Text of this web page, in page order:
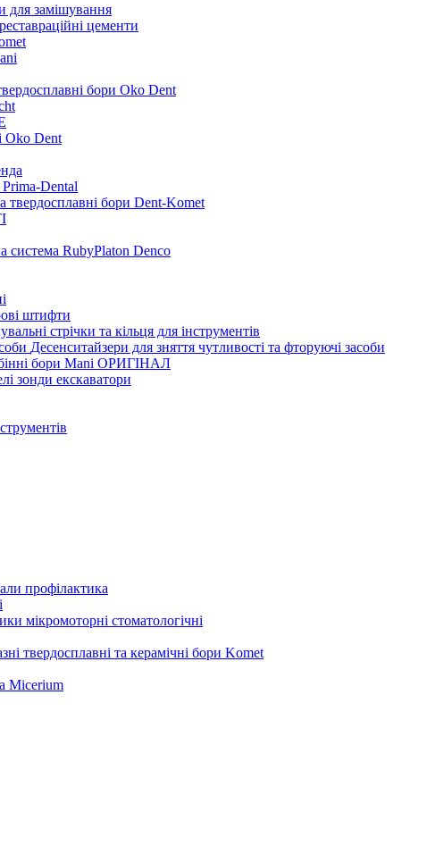
для замішування
цементи
бори Oko Dent
Oko Dent
Dental
твердосплавні бори Dent-Komet
система RubyPlaton Denco
штифти
стрічки та кільця для інструментів
Десенситайзери для зняття чутливості та фторуючі засоби
бори Mani ОРИГІНАЛ
зонди екскаватори
профілактика
мікромоторні стоматологічні
твердосплавні та керамічні бори Komet
Micerium